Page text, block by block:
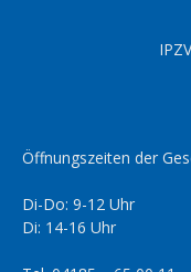
Öffnungszeiten der
Di-Do: 9-12 Uhr
Di: 14-16 Uhr